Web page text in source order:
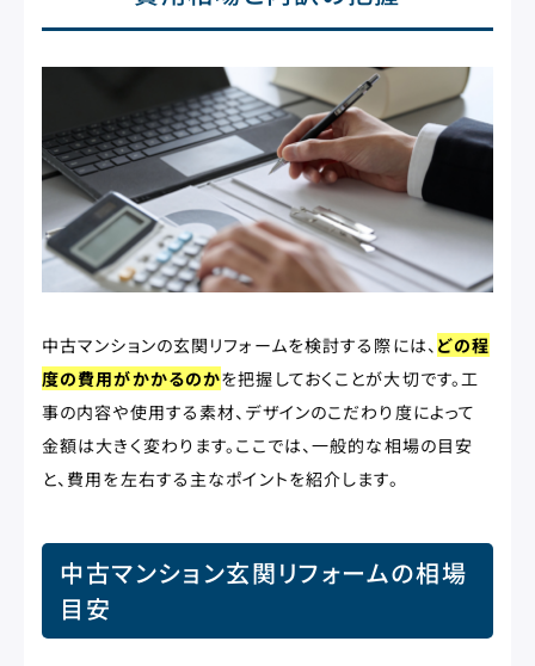
中古マンションの玄関リフォームを検討する際には、 どの程
度の費用がかかるのかを把握しておくことが大切です。工
事の内容や使用する素材、デザインのこだわり度によって
金額は大きく変わります。ここでは、一般的な相場の目安
と、費用を左右する主なポイントを紹介します。
中古マンション玄関リフォームの相場
目安